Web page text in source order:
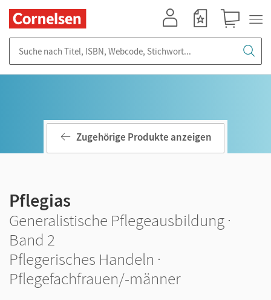
Zugehörige Produkte anzeigen
Pflegias
Generalistische Pflegeausbildung ·
Band 2
Pflegerisches Handeln ·
Pflegefachfrauen/-männer